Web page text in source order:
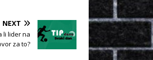
NEXT
li lider na
za to?